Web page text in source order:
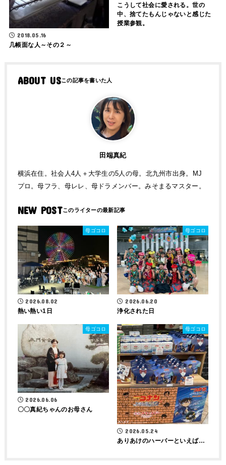
2018.05.16
几帳面な人～その２～
こうして社会に愛される。世の
中、捨てたもんじゃないと感じた
授業参観。
ABOUT US
田端真紀
横浜在住。社会人4人＋大学生の5人の母。北九州市出身。MJ
プロ。母フラ、母レレ、母ドラメンバー。みそまるマスター。
NEW POST
母ゴコロ
2026.08.02
熱い熱い1日
母ゴコロ
2026.06.20
浄化された日
母ゴコロ
2026.06.06
〇〇真紀ちゃんのお母さん
母ゴコロ
2026.05.24
ありあけのハーバーといえば…